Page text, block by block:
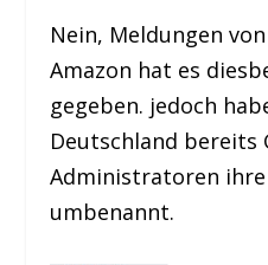
Nein, Meldungen
Amazon hat es
gegeben. jedoch
Deutschland bereits
Administratoren
umbenannt.